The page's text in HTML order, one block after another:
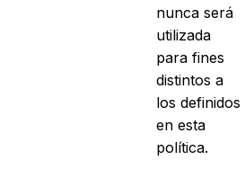
nunca será
utilizada
para fines
distintos a
los definidos
en esta
política.